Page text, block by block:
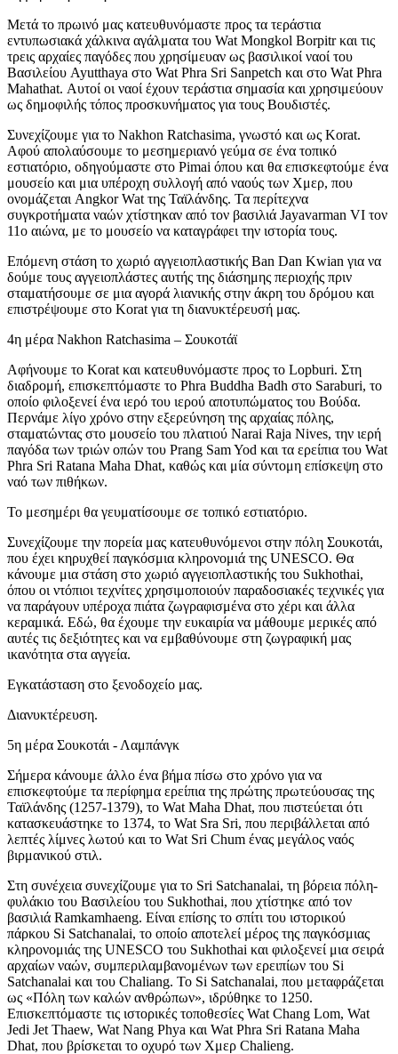
Μετά το πρωινό μας κατευθυνόμαστε προς τα τεράστια
εντυπωσιακά χάλκινα αγάλματα του Wat Mongkol Borpitr και τις
τρεις αρχαίες παγόδες που χρησίμευαν ως βασιλικοί ναοί του
Βασιλείου Ayutthaya στο Wat Phra Sri Sanpetch και στο Wat Phra
Mahathat. Αυτοί οι ναοί έχουν τεράστια σημασία και χρησιμεύουν
ως δημοφιλής τόπος προσκυνήματος για τους Βουδιστές.
Συνεχίζουμε για το Nakhon Ratchasima, γνωστό και ως Korat.
Αφού απολαύσουμε το μεσημεριανό γεύμα σε ένα τοπικό
εστιατόριο, οδηγούμαστε στο Pimai όπου και θα επισκεφτούμε ένα
μουσείο και μια υπέροχη συλλογή από ναούς των Χμερ, που
ονομάζεται Angkor Wat της Ταϊλάνδης. Τα περίτεχνα
συγκροτήματα ναών χτίστηκαν από τον βασιλιά Jayavarman VI τον
11ο αιώνα, με το μουσείο να καταγράφει την ιστορία τους.
Επόμενη στάση το χωριό αγγειοπλαστικής Ban Dan Kwian για να
δούμε τους αγγειοπλάστες αυτής της διάσημης περιοχής πριν
σταματήσουμε σε μια αγορά λιανικής στην άκρη του δρόμου και
επιστρέψουμε στο Korat για τη διανυκτέρευσή μας.
4η μέρα Nakhon Ratchasima – Σουκοτάϊ
Αφήνουμε το Korat και κατευθυνόμαστε προς το Lopburi. Στη
διαδρομή, επισκεπτόμαστε το Phra Buddha Badh στο Saraburi, το
οποίο φιλοξενεί ένα ιερό του ιερού αποτυπώματος του Βούδα.
Περνάμε λίγο χρόνο στην εξερεύνηση της αρχαίας πόλης,
σταματώντας στο μουσείο του πλατιού Narai Raja Nives, την ιερή
παγόδα των τριών οπών του Prang Sam Yod και τα ερείπια του Wat
Phra Sri Ratana Maha Dhat, καθώς και μία σύντομη επίσκεψη στο
ναό των πιθήκων.
Το μεσημέρι θα γευματίσουμε σε τοπικό εστιατόριο.
Συνεχίζουμε την πορεία μας κατευθυνόμενοι στην πόλη Σουκοτάι,
που έχει κηρυχθεί παγκόσμια κληρονομιά της UNESCO. Θα
κάνουμε μια στάση στο χωριό αγγειοπλαστικής του Sukhothai,
όπου οι ντόπιοι τεχνίτες χρησιμοποιούν παραδοσιακές τεχνικές για
να παράγουν υπέροχα πιάτα ζωγραφισμένα στο χέρι και άλλα
κεραμικά. Εδώ, θα έχουμε την ευκαιρία να μάθουμε μερικές από
αυτές τις δεξιότητες και να εμβαθύνουμε στη ζωγραφική μας
ικανότητα στα αγγεία.
Εγκατάσταση στο ξενοδοχείο μας.
Διανυκτέρευση.
5η μέρα Σουκοτάι - Λαμπάνγκ
Σήμερα κάνουμε άλλο ένα βήμα πίσω στο χρόνο για να
επισκεφτούμε τα περίφημα ερείπια της πρώτης πρωτεύουσας της
Ταϊλάνδης (1257-1379), το Wat Maha Dhat, που πιστεύεται ότι
κατασκευάστηκε το 1374, το Wat Sra Sri, που περιβάλλεται από
λεπτές λίμνες λωτού και το Wat Sri Chum ένας μεγάλος ναός
βιρμανικού στιλ.
Στη συνέχεια συνεχίζουμε για το Sri Satchanalai, τη βόρεια πόλη-
φυλάκιο του Βασιλείου του Sukhothai, που χτίστηκε από τον
βασιλιά Ramkamhaeng. Είναι επίσης το σπίτι του ιστορικού
πάρκου Si Satchanalai, το οποίο αποτελεί μέρος της παγκόσμιας
κληρονομιάς της UNESCO του Sukhothai και φιλοξενεί μια σειρά
αρχαίων ναών, συμπεριλαμβανομένων των ερειπίων του Si
Satchanalai και του Chaliang. Το Si Satchanalai, που μεταφράζεται
ως «Πόλη των καλών ανθρώπων», ιδρύθηκε το 1250.
Επισκεπτόμαστε τις ιστορικές τοποθεσίες Wat Chang Lom, Wat
Jedi Jet Thaew, Wat Nang Phya και Wat Phra Sri Ratana Maha
Dhat, που βρίσκεται το οχυρό των Χμερ Chalieng.